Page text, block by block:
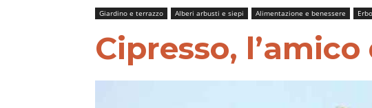
Giardino e terrazzo Alberi arbusti e siepi Alimentazione e benessere
Cipresso,